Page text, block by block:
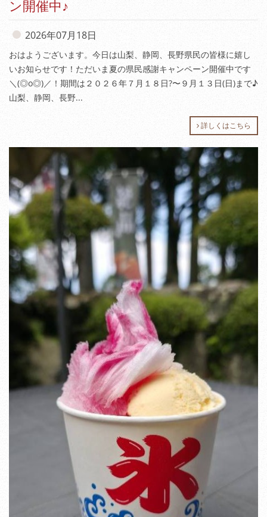
ン開催中♪
2026年07月18日
おはようございます。今日は山梨、静岡、長野県民の皆様に嬉し
いお知らせです！ただいま夏の県民感謝キャンペーン開催中です
＼(◎o◎)／！期間は２０２６年７月１８日?〜９月１３日(日)まで♪
山梨、静岡、長野...
詳しくはこちら